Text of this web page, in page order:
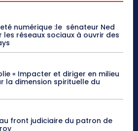
numérique :le sénateur Ned
les réseaux sociaux à ouvrir des
« Impacter et diriger en milieu
la dimension spirituelle du
front judiciaire du patron de